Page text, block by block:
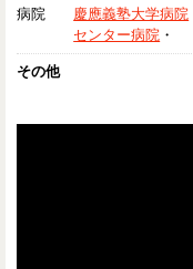
病院 慶應義塾大学病院
センター病院 ・
その他